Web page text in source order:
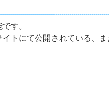
す。
トにて公開されている、